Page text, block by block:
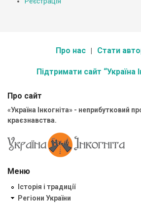
Про нас Стати
Підтримати сайт “Україна
Про сайт
«Україна Інкогніта» - неприбутковий
краєзнавства.
Меню
Історія і традиції
Регіони України